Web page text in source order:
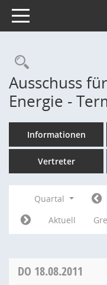
Toggle navigation
Ausschuss
Energie -
Informationen
Vertreter
Quartal
Aktuell
DO 18.08.2011